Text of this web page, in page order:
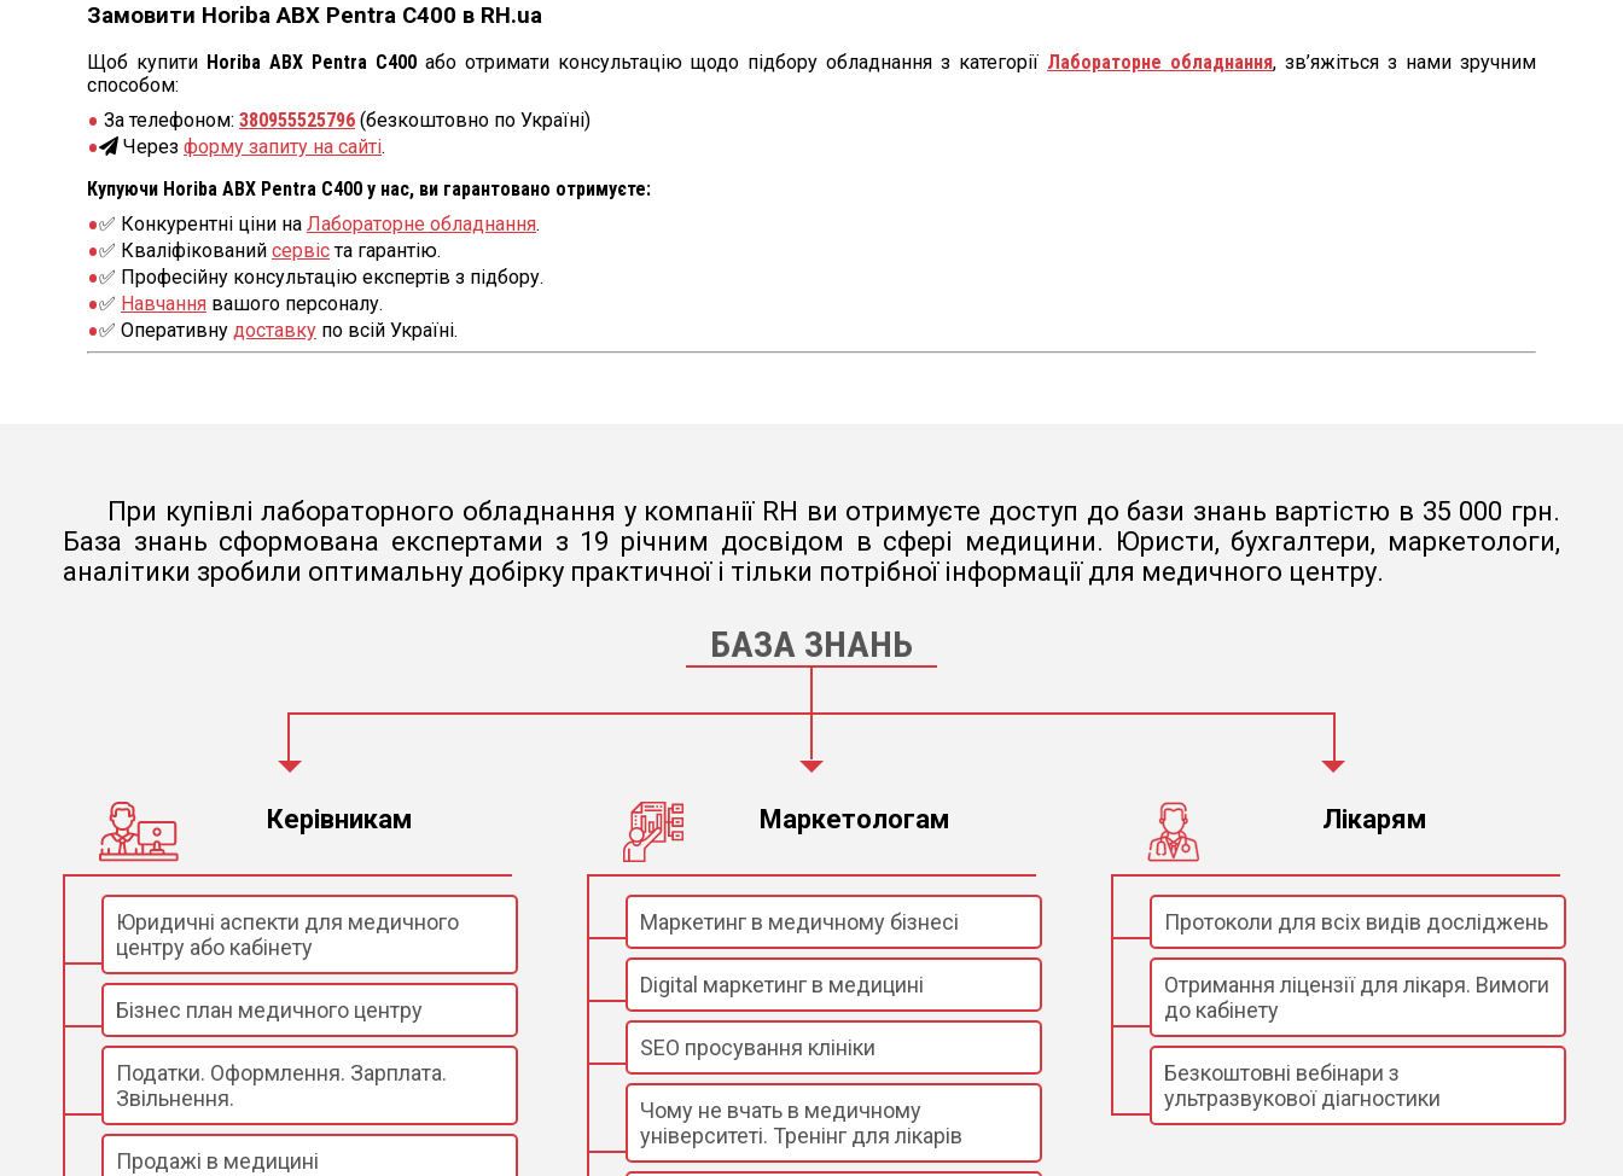
Замовити Horiba ABX Pentra С400 в RH.ua
Щоб купити Horiba ABX Pentra С400 або отримати консультацію щодо підбору обладнання з категорії Лабораторне обладнання, зв’яжіться з нами зручним
способом:
За телефоном: 380955525796 (безкоштовно по Україні)
Через форму запиту на сайті.
Купуючи Horiba ABX Pentra С400 у нас, ви гарантовано отримуєте:
✅ Конкурентні ціни на Лабораторне обладнання.
✅ Кваліфікований сервіста гарантію.
✅ Професійну консультацію експертів з підбору.
✅ Навчання вашого персоналу.
✅ Оперативну доставку по всій Україні.
При купівлі лабораторного обладнання у компанії RH ви отримуєте доступ до бази знань вартістю в 35 000 грн.
База знань сформована експертами з 19 річним досвідом в сфері медицини. Юристи, бухгалтери, маркетологи,
аналітики зробили оптимальну добірку практичної і тільки потрібної інформації для медичного центру.
БАЗА ЗНАНЬ
Керівникам
Юридичні аспекти для медичного
центру або кабінету
Бізнес план медичного центру
Податки. Оформлення. Зарплата.
Звільнення.
Продажі в медицині
Маркетологам
Маркетинг в медичному бізнесі
Digital маркетинг в медицині
SEO просування клініки
Чому не вчать в медичному
університеті. Тренінг для лікарів
Лікарям
Протоколи для всіх видів досліджень
Отримання ліцензії для лікаря. Вимоги
до кабінету
Безкоштовні вебінари з
ультразвукової діагностики